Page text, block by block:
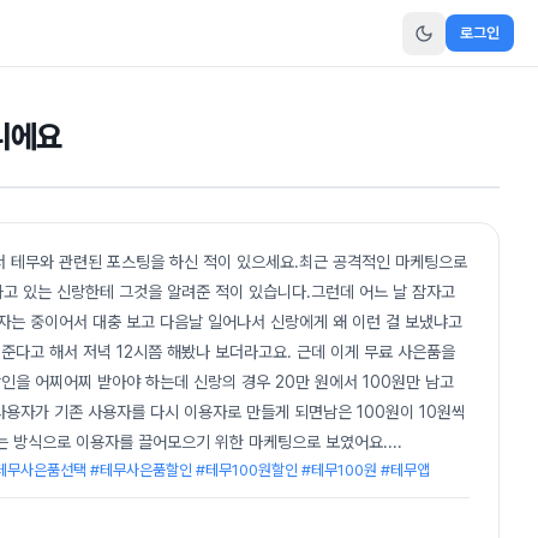
로그인
에요
무와 관련된 포스팅을 하신 적이 있으세요.최근 공격적인 마케팅으로
있는 신랑한테 그것을 알려준 적이 있습니다.그런데 어느 날 잠자고
중이어서 대충 보고 다음날 일어나서 신랑에게 왜 이런 걸 보냈냐고
다고 해서 저녁 12시쯤 해봤나 보더라고요. 근데 이게 무료 사은품을
을 어찌어찌 받아야 하는데 신랑의 경우 20만 원에서 100원만 남고
자가 기존 사용자를 다시 이용자로 만들게 되면남은 100원이 10원씩
식으로 이용자를 끌어모으기 위한 마케팅으로 보였어요....
사은품선택 #테무사은품할인 #테무100원할인 #테무100원 #테무앱